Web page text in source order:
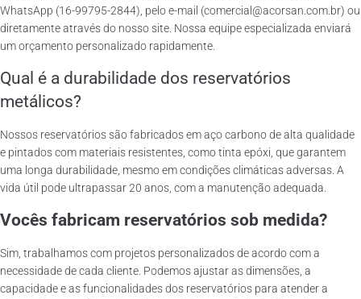
WhatsApp (16-99795-2844), pelo e-mail (comercial@acorsan.com.br) ou
diretamente através do nosso site. Nossa equipe especializada enviará
um orçamento personalizado rapidamente.
Qual é a durabilidade dos reservatórios
metálicos?
Nossos reservatórios são fabricados em aço carbono de alta qualidade
e pintados com materiais resistentes, como tinta epóxi, que garantem
uma longa durabilidade, mesmo em condições climáticas adversas. A
vida útil pode ultrapassar 20 anos, com a manutenção adequada.
Vocês fabricam reservatórios sob medida?
Sim, trabalhamos com projetos personalizados de acordo com a
necessidade de cada cliente. Podemos ajustar as dimensões, a
capacidade e as funcionalidades dos reservatórios para atender a